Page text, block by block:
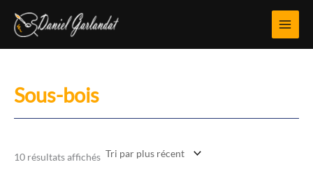
contenu
Sous-bois
10 résultats affichésTrié